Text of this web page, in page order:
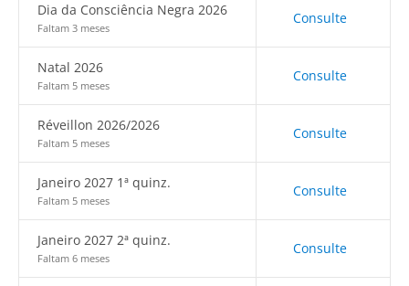
Dia da Consciência Negra 2026
Faltam 3 meses
Consulte
Natal 2026
Faltam 5 meses
Consulte
Réveillon 2026/2026
Faltam 5 meses
Consulte
Janeiro 2027 1ª quinz.
Faltam 5 meses
Consulte
Janeiro 2027 2ª quinz.
Faltam 6 meses
Consulte